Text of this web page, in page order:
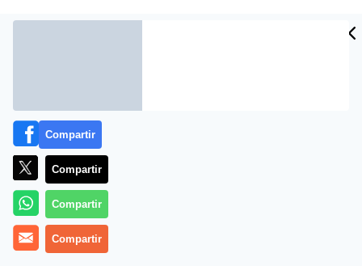
Más información
Compartir
Compartir
Compartir
Compartir